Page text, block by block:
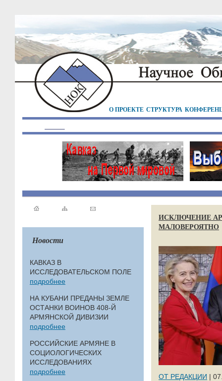
О ПРОЕКТЕ СТРУКТУРА
Новости
КАВКАЗ В
ИССЛЕДОВАТЕЛЬСКОМ ПОЛЕ
подробнее
НА КУБАНИ ПРЕДАНЫ ЗЕМЛЕ
ОСТАНКИ ВОИНОВ 408-Й
АРМЯНСКОЙ ДИВИЗИИ
подробнее
РОССИЙСКИЕ АРМЯНЕ В
СОЦИОЛОГИЧЕСКИХ
ИССЛЕДОВАНИЯХ
подробнее
ИСКЛЮЧЕНИЕ
МАЛОВЕРОЯТНО
ОТ РЕДАКЦИИ |